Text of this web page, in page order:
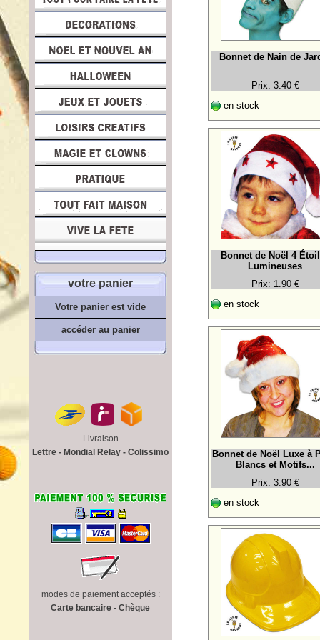
votre panier
Votre panier est vide
accéder au panier
Livraison
Lettre - Mondial Relay - Colissimo
modes de paiement acceptés :
Carte bancaire - Chèque
Bonnet de Nain de
Prix: 3.40 €
en stock
Bonnet de Noël 4
Lumineuses
Prix: 1.90 €
en stock
Bonnet de Noël Luxe à
Blancs et Motifs...
Prix: 3.90 €
en stock